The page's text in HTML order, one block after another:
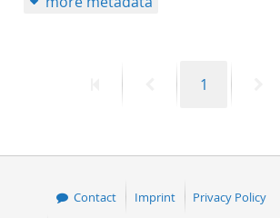
PreviousPage
1
Contact Imprint Privacy Policy